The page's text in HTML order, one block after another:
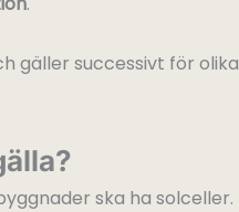
gäller successivt för olika
ska ha solceller.